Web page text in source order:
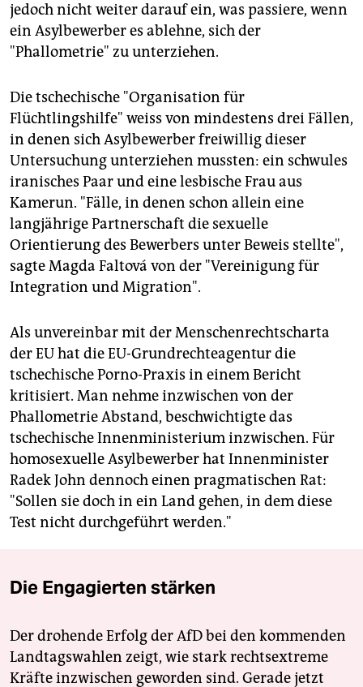
jedoch nicht weiter darauf ein, was passiere, wenn
ein Asylbewerber es ablehne, sich der
"Phallometrie" zu unterziehen.
Die tschechische "Organisation für
Flüchtlingshilfe" weiss von mindestens drei Fällen,
in denen sich Asylbewerber freiwillig dieser
Untersuchung unterziehen mussten: ein schwules
iranisches Paar und eine lesbische Frau aus
Kamerun. "Fälle, in denen schon allein eine
langjährige Partnerschaft die sexuelle
Orientierung des Bewerbers unter Beweis stellte",
sagte Magda Faltová von der "Vereinigung für
Integration und Migration".
Als unvereinbar mit der Menschenrechtscharta
der EU hat die EU-Grundrechteagentur die
tschechische Porno-Praxis in einem Bericht
kritisiert. Man nehme inzwischen von der
Phallometrie Abstand, beschwichtigte das
tschechische Innenministerium inzwischen. Für
homosexuelle Asylbewerber hat Innenminister
Radek John dennoch einen pragmatischen Rat:
"Sollen sie doch in ein Land gehen, in dem diese
Test nicht durchgeführt werden."
Die Engagierten stärken
Der drohende Erfolg der AfD bei den kommenden
Landtagswahlen zeigt, wie stark rechtsextreme
Kräfte inzwischen geworden sind. Gerade jetzt